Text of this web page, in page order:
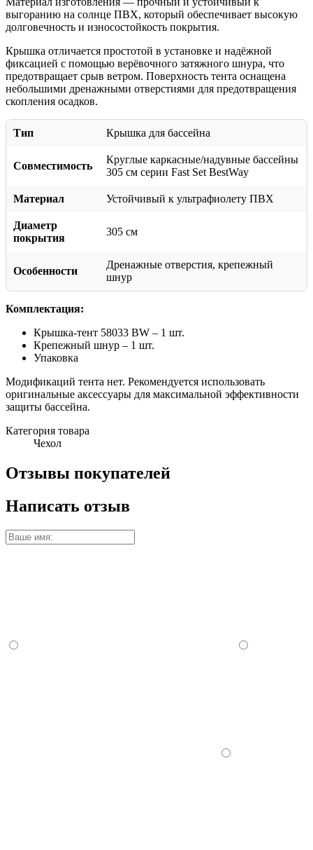
выгоранию на солнце ПВХ, который обеспечивает высокую
долговечность и износостойкость покрытия.
Крышка отличается простотой в установке и надёжной
фиксацией с помощью верёвочного затяжного шнура, что
предотвращает срыв ветром. Поверхность тента оснащена
небольшими дренажными отверстиями для предотвращения
скопления осадков.
Тип Крышка для бассейна
Совместимость
Круглые каркасные/надувные бассейны
305 см серии Fast Set BestWay
Материал Устойчивый к ультрафиолету ПВХ
Диаметр
покрытия
305 см
Особенности
Дренажные отверстия, крепежный
шнур
Комплектация:
Крышка-тент 58033 BW – 1 шт.
Крепежный шнур – 1 шт.
Упаковка
Модификаций тента нет. Рекомендуется использовать
оригинальные аксессуары для максимальной эффективности
защиты бассейна.
Категория товара
Чехол
Отзывы покупателей
Написать отзыв